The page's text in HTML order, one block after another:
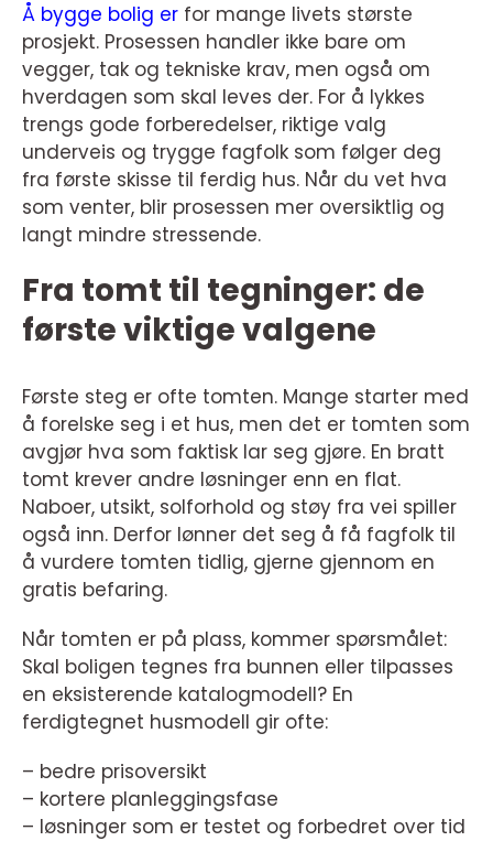
Å bygge bolig er for mange livets største
prosjekt. Prosessen handler ikke bare om
vegger, tak og tekniske krav, men også om
hverdagen som skal leves der. For å lykkes
trengs gode forberedelser, riktige valg
underveis og trygge fagfolk som følger deg
fra første skisse til ferdig hus. Når du vet hva
som venter, blir prosessen mer oversiktlig og
langt mindre stressende.
Fra tomt til tegninger: de
første viktige valgene
Første steg er ofte tomten. Mange starter med
å forelske seg i et hus, men det er tomten som
avgjør hva som faktisk lar seg gjøre. En bratt
tomt krever andre løsninger enn en flat.
Naboer, utsikt, solforhold og støy fra vei spiller
også inn. Derfor lønner det seg å få fagfolk til
å vurdere tomten tidlig, gjerne gjennom en
gratis befaring.
Når tomten er på plass, kommer spørsmålet:
Skal boligen tegnes fra bunnen eller tilpasses
en eksisterende katalogmodell? En
ferdigtegnet husmodell gir ofte:
– bedre prisoversikt
– kortere planleggingsfase
– løsninger som er testet og forbedret over tid